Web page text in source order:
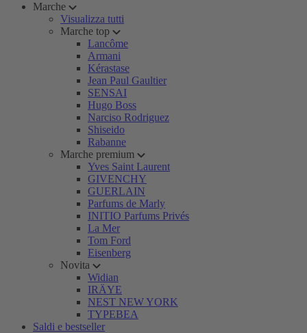
Marche
Visualizza tutti
Marche top
Lancôme
Armani
Kérastase
Jean Paul Gaultier
SENSAI
Hugo Boss
Narciso Rodriguez
Shiseido
Rabanne
Marche premium
Yves Saint Laurent
GIVENCHY
GUERLAIN
Parfums de Marly
INITIO Parfums Privés
La Mer
Tom Ford
Eisenberg
Novita
Widian
IRÄYE
NEST NEW YORK
TYPEBEA
Saldi e bestseller